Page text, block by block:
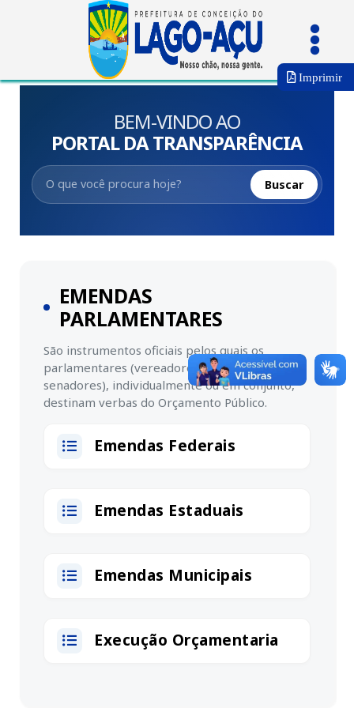
Imprimir
BEM-VINDO AO
PORTAL DA TRANSPARÊNCIA
Buscar
EMENDAS
PARLAMENTARES
São instrumentos oficiais pelos quais os
parlamentares (vereadores, deputados e
senadores), individualmente ou em conjunto,
destinam verbas do Orçamento Público.
Emendas Federais
Emendas Estaduais
Emendas Municipais
Execução Orçamentaria